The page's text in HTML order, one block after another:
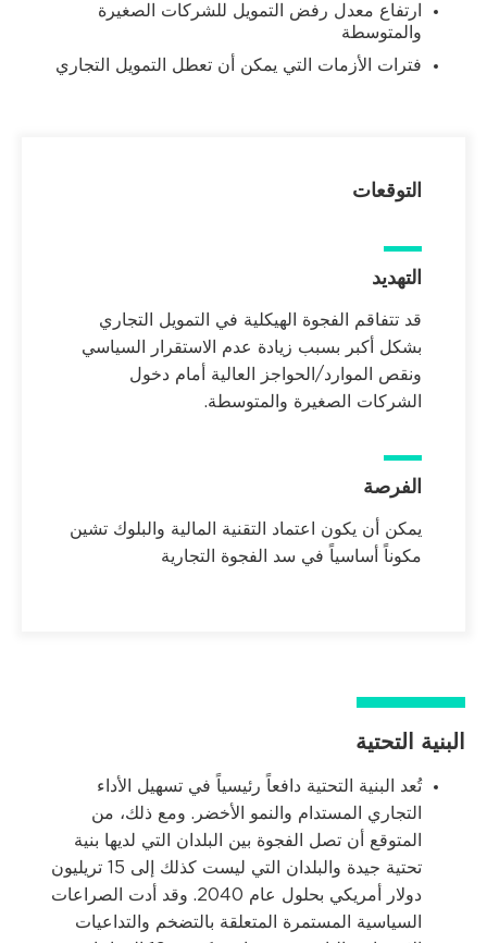
ارتفاع معدل رفض التمويل للشركات الصغيرة
والمتوسطة
فترات الأزمات التي يمكن أن تعطل التمويل التجاري
التوقعات
التهديد
قد تتفاقم الفجوة الهيكلية في التمويل التجاري
بشكل أكبر بسبب زيادة عدم الاستقرار السياسي
ونقص الموارد/الحواجز العالية أمام دخول
الشركات الصغيرة والمتوسطة.
الفرصة
يمكن أن يكون اعتماد التقنية المالية والبلوك تشين
مكوناً أساسياً في سد الفجوة التجارية
البنية التحتية
تُعد البنية التحتية دافعاً رئيسياً في تسهيل الأداء
التجاري المستدام والنمو الأخضر. ومع ذلك، من
المتوقع أن تصل الفجوة بين البلدان التي لديها بنية
تحتية جيدة والبلدان التي ليست كذلك إلى 15 تريليون
دولار أمريكي بحلول عام 2040. وقد أدت الصراعات
السياسية المستمرة المتعلقة بالتضخم والتداعيات